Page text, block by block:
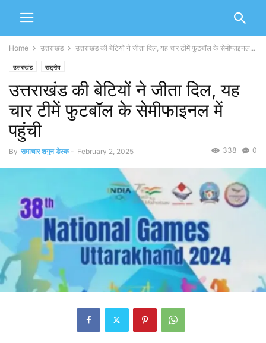
Home उत्तराखंड उत्तराखंड की बेटियों ने जीता दिल, यह चार टीमें फुटबॉल के सेमीफाइनल...
उत्तराखंड राष्ट्रीय
उत्तराखंड की बेटियों ने जीता दिल, यह
चार टीमें फुटबॉल के सेमीफाइनल में
पहुंची
By समाचार शगुन डेस्क - February 2, 2025 0
338